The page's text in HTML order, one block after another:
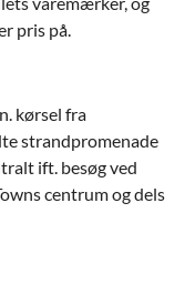
pris på.
kørsel fra
strandpromenade
ift. besøg ved
centrum og dels